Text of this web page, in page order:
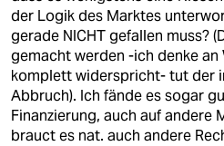
der Logik des Marktes
gerade NICHT gefallen muss?
gemacht werden -ich denke an
komplett widerspricht- tut der
Abbruch). Ich fände es sogar
Finanzierung, auch auf andere
brauct es nat. auch andere